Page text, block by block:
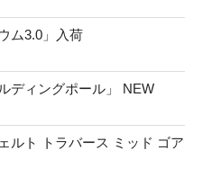
ム3.0」入荷
ディングポール」 NEW
ルト トラバース ミッド ゴア